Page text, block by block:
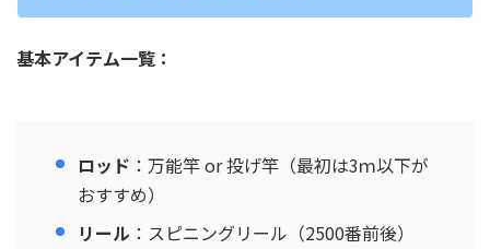
基本アイテム一覧：
ロッド ：万能竿 or 投げ竿（最初は3ｍ以下が
おすすめ）
リール ：スピニングリール（2500番前後）